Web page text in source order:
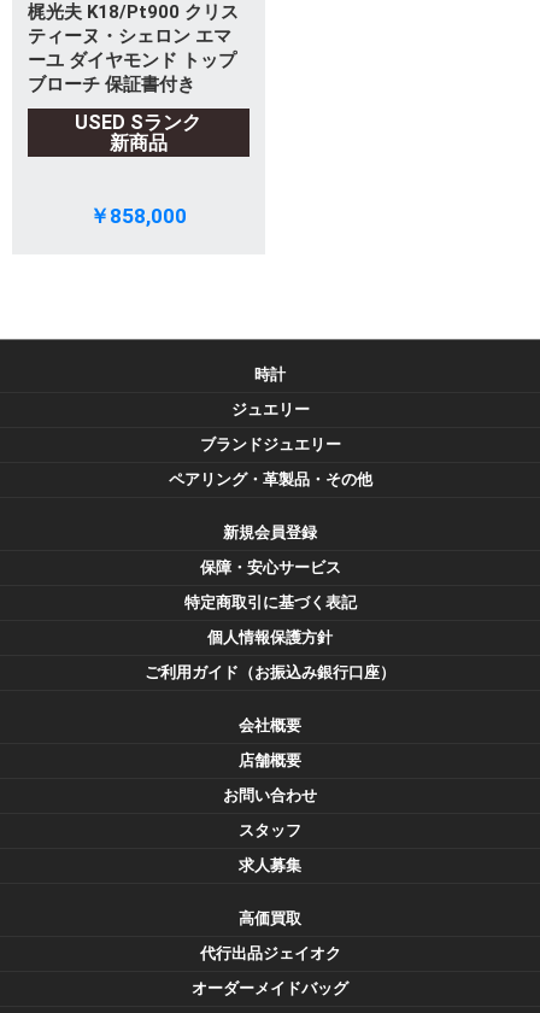
梶光夫 K18/Pt900 クリス
ティーヌ・シェロン エマ
ーユ ダイヤモンド トップ
ブローチ 保証書付き
USED Sランク
新商品
￥858,000
時計
ジュエリー
ブランドジュエリー
ペアリング・革製品・その他
新規会員登録
保障・安心サービス
特定商取引に基づく表記
個人情報保護方針
ご利用ガイド（お振込み銀行口座）
会社概要
店舗概要
お問い合わせ
スタッフ
求人募集
高価買取
代行出品ジェイオク
オーダーメイドバッグ